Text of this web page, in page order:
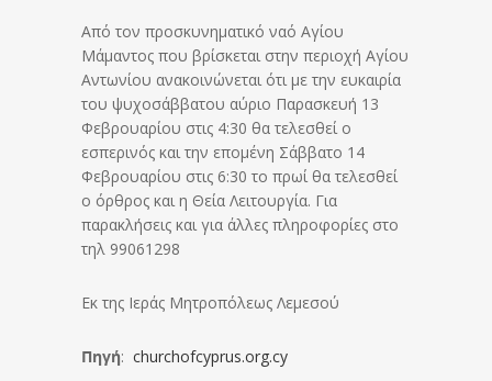
Από τον προσκυνηματικό ναό Αγίου
Μάμαντος που βρίσκεται στην περιοχή Αγίου
Αντωνίου ανακοινώνεται ότι με την ευκαιρία
του ψυχοσάββατου αύριο Παρασκευή 13
Φεβρουαρίου στις 4:30 θα τελεσθεί ο
εσπερινός και την επομένη Σάββατο 14
Φεβρουαρίου στις 6:30 το πρωί θα τελεσθεί
ο όρθρος και η Θεία Λειτουργία. Για
παρακλήσεις και για άλλες πληροφορίες στο
τηλ 99061298
Εκ της Ιεράς Μητροπόλεως Λεμεσού
Πηγή: churchofcyprus.org.cy